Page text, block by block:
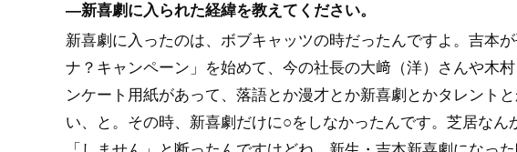
―新喜劇に入られた経緯を教えてください。
新喜劇に入ったのは、ボブキャッツの時だったんですよ。吉本
ナ？キャンペーン」を始めて、今の社長の大﨑（洋）さんや木
ンケート用紙があって、落語とか漫才とか新喜劇とかタレント
い、と。その時、新喜劇だけに○をしなかったんです。芝居な